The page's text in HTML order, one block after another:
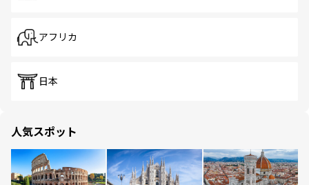
アフリカ
日本
人気スポット